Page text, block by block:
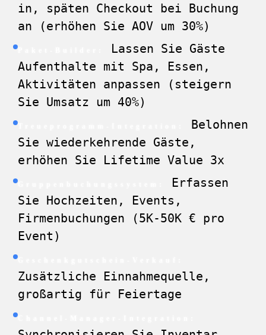
in, späten Checkout bei Buchung
an (erhöhen Sie AOV um 30%)
Lassen Sie Gäste
Aufenthalte mit Spa, Essen,
Aktivitäten anpassen (steigern
Sie Umsatz um 40%)
Belohnen
Sie wiederkehrende Gäste,
erhöhen Sie Lifetime Value 3x
Erfassen
Sie Hochzeiten, Events,
Firmenbuchungen (5K-50K € pro
Event)
Zusätzliche Einnahmequelle,
großartig für Feiertage